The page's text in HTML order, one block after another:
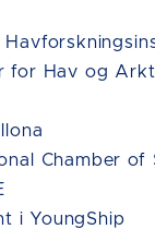
for Hav og
Chamber of
i YoungShip